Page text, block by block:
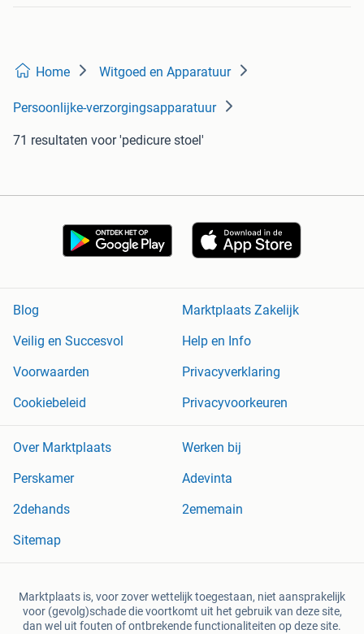
Home Witgoed en Apparatuur
Persoonlijke-verzorgingsapparatuur
71 resultaten voor 'pedicure stoel'
Blog
Marktplaats Zakelijk
Veilig en Succesvol
Help en Info
Voorwaarden
Privacyverklaring
Cookiebeleid
Privacyvoorkeuren
Over Marktplaats
Werken bij
Perskamer
Adevinta
2dehands
2ememain
Sitemap
Marktplaats is, voor zover wettelijk toegestaan, niet aansprakelijk
voor (gevolg)schade die voortkomt uit het gebruik van deze site,
dan wel uit fouten of ontbrekende functionaliteiten op deze site.